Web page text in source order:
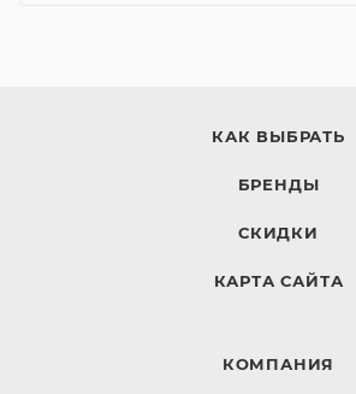
КАК ВЫБРАТЬ
БРЕНДЫ
СКИДКИ
КАРТА САЙТА
КОМПАНИЯ